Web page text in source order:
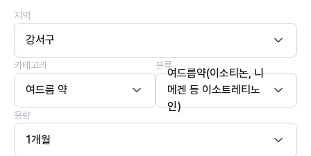
지역
강서구
카테고리
여드름 약
분류
여드름약(이소티논, 니
메겐 등 이소트레티노
인)
용량
1개월